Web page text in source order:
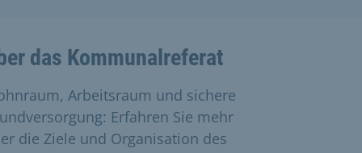
das Kommunalreferat
Arbeitsraum und sichere
Erfahren Sie mehr
die Ziele und Organisation des